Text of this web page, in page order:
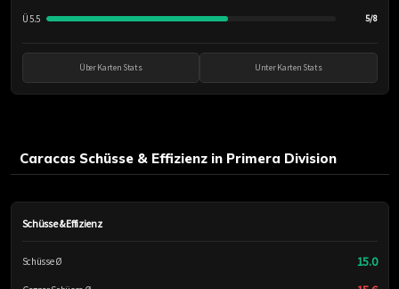
Ü 5.5 5/8
Über Karten Stats Unter Karten Stats
Caracas Schüsse & Effizienz in Primera Division
Schüsse & Effizienz
Schüsse Ø 15.0